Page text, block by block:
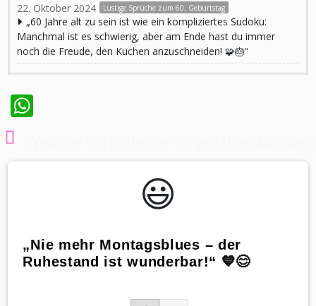
22. Oktober 2024 Lustige Sprüche zum 60. Geburtstag
„60 Jahre alt zu sein ist wie ein kompliziertes Sudoku:
Manchmal ist es schwierig, aber am Ende hast du immer
noch die Freude, den Kuchen anzuschneiden! 🧩🎂“
😃️
„Nie mehr Montagsblues – der
Ruhestand ist wunderbar!“ 💙😊